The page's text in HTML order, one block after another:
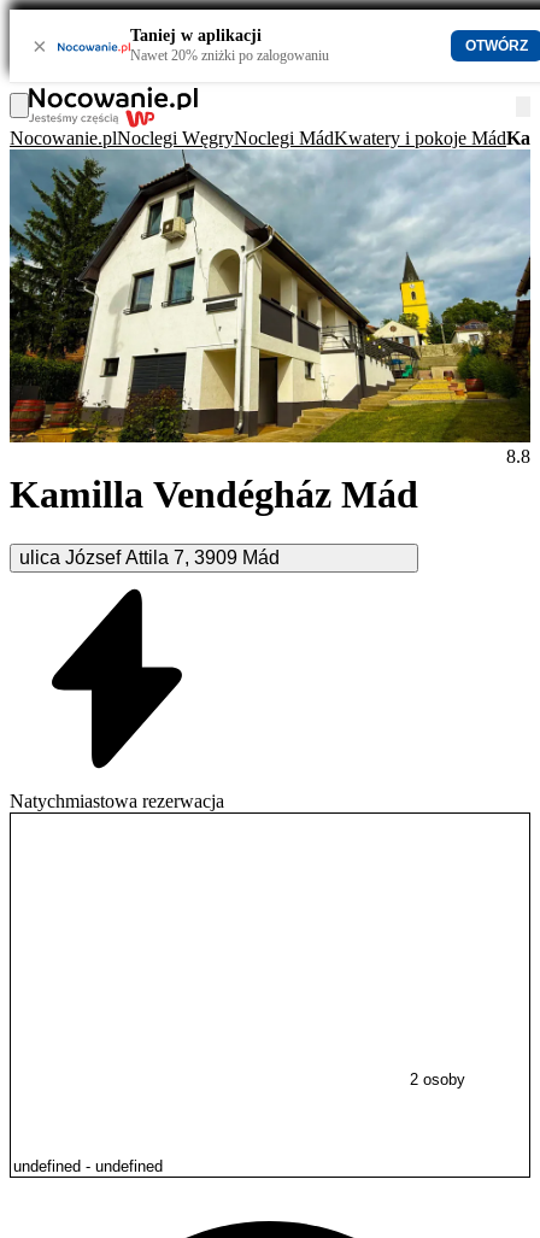
× Taniej w aplikacji
Nawet 20% zniżki po zalogowaniu
OTWÓRZ
Nocowanie.plNoclegi WęgryNoclegi MádKwatery i pokoje Mád
Kamilla Vendégház Mád
ulica József Attila 7, 3909 Mád
8.8
Natychmiastowa rezerwacja
2 osoby